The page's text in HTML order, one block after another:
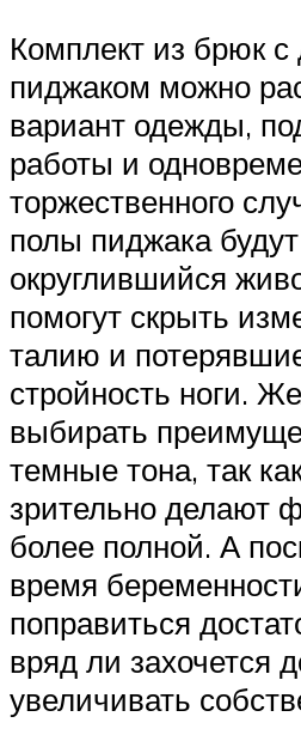
Комплект из брюк
пиджаком можно
вариант одежды,
работы и
торжественного
полы пиджака
округлившийся
помогут скрыть
талию и
стройность ноги.
выбирать
темные тона, так
зрительно делают
более полной. А
время
поправиться
вряд ли захочется
увеличивать